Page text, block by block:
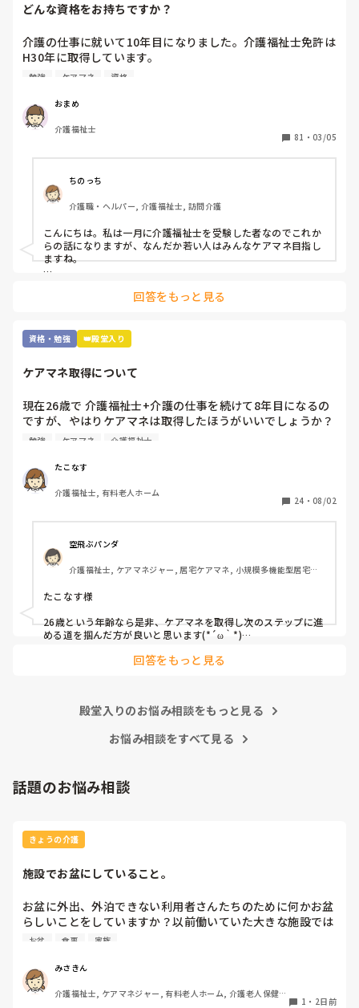
どんな資格をお持ちですか？
介護の仕事に就いて10年目になりました。介護福祉士免許は
H30年に取得しています。
職場では次の資格にケアマネの資格を勧められます。なんと
るべきかに悩んでいます。
ユマニチュードや認知症ケア専門士の資格は興味がありま
これから1年間くらいを勉強にあてて受験したいなと考えて
皆さんはどんな資格を取得されていますか？
また介護福祉士取得済みでこれから資格取得を試みていられ
る方は何を目標にされていますか？
追記:
鼻腔内・口腔内の喀痰吸引
あと、元美容師アシスタントなので美容師免許もあります。
勉強 ケアマネ 資格
おまめ
介護福祉士
81 ・ 03/05
ちのっち
介護職・ヘルパー, 介護福祉士, 訪問介護
こんにちは。私は一月に介護福祉士を受験した者なのでこれか
らの話になりますが、なんだか若い人はみんなケアマネ目指し
ますね。
士取ってからそれから何がしたいかって人それぞれですね。
とか興味ありますね。
回答をもっと見る
資格・勉強 👑殿堂入り
ケアマネ取得について
現在26歳で 介護福祉士+介護の仕事を続けて8年目になるの
ですが、やはりケアマネは取得したほうがいいでしょうか？
費用も時間もかかるので悩んでますが、、 ちなみに今は有
がつかず
皆さんは どうですか？
勉強 ケアマネ 介護福祉士
たこなす
介護福祉士, 有料老人ホーム
24 ・ 08/02
空飛ぶパンダ
介護福祉士, ケアマネジャー, 居宅ケアマネ, 小規模多機能型居宅介
たこなす様
26歳という年齢なら是非、ケアマネを取得し次のステップに進
める道を掴んだ方が良いと思います(*´ω｀*)
回答をもっと見る
殿堂入りのお悩み相談をもっと見る
お悩み相談をすべて見る
話題のお悩み相談
きょうの介護
施設でお盆にしていること。
お盆に外出、外泊できない利用者さんたちのために何かお盆
らしいことをしていますか？以前働いていた大きな施設では
実際に住職さんを呼びご焼香できるようにそれ用のスペース
族が面会に来る…などでした。お盆まであと少しです。何か
していることがあればぜひシェアよろしくお願いします。
お盆 食事 家族
みさきん
介護福祉士, ケアマネジャー, 有料老人ホーム, 介護老人保健施
1 ・ 2日前